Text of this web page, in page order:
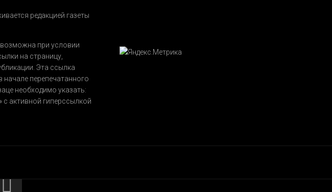
редакцией газеты
при условии
на страницу,
Эта ссылка
перепечатанного
необходимо указать:
с активной гиперссылкой